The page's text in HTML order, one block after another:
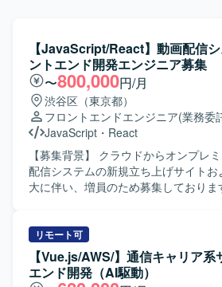
【JavaScript/React】動画配信
ントエンド開発エンジニア募集
〜800,000円/月
渋谷区（東京都）
フロントエンドエンジニア(業務委
JavaScript ・ React
【募集背景】 クラウドからオンプレ
配信システムの新規立ち上げサイト
大に伴い、増員のため募集しております。 【作業内容
HTML/CSS/JavaScript/Node.js/React
SSRのWebサイト開発を行います。
テスト、プロジェクトによっては保守
いただきます。 スキルやプロジェクト
リモート可
【Vue.js/AWS/】通信キャリア系
エンド開発（AI駆動）